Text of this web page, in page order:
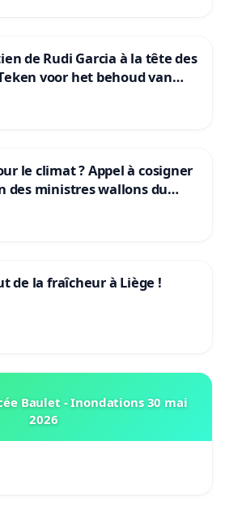
de Rudi Garcia à la tête des
voor het behoud van
le climat ? Appel à cosigner
des ministres wallons du
de la fraîcheur à Liège !
Baulet - Inondations 30 mai
2026